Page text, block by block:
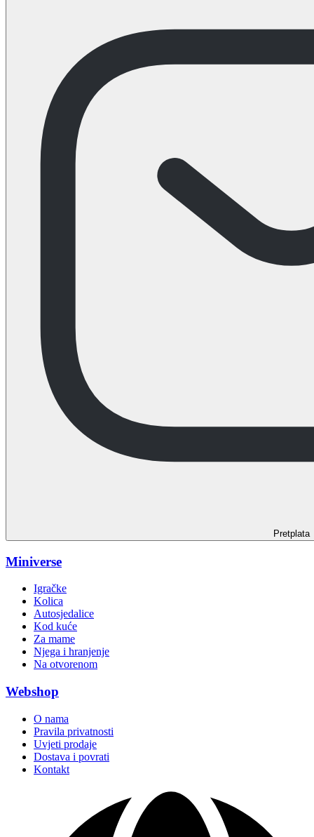
Pretplata
Miniverse
Igračke
Kolica
Autosjedalice
Kod kuće
Za mame
Njega i hranjenje
Na otvorenom
Webshop
O nama
Pravila privatnosti
Uvjeti prodaje
Dostava i povrati
Kontakt